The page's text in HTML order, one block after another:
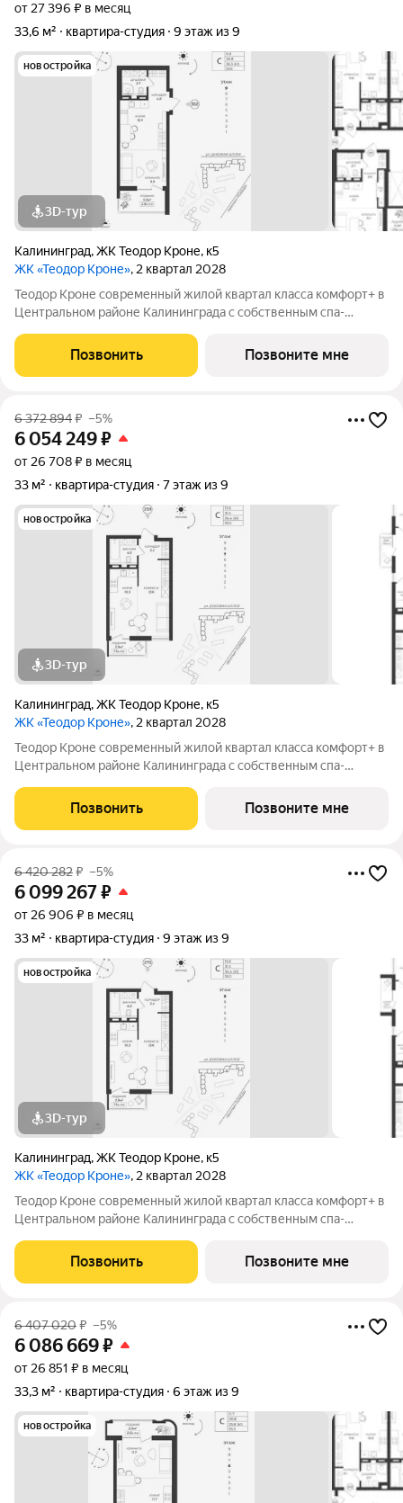
от 27 396 ₽ в месяц
33,6 м²
квартира-студия 9 этаж из 9
новостройка
3D-тур
Калининград,ЖК Теодор Кроне, к5
ЖК «Теодор Кроне», 2 квартал 2028
Теодор Кроне современный жилой квартал класса комфорт+ в
Центральном районе Калининграда с собственным спа-
тех, кто ценит качество, эстетику и полноценную жизнь рядом
со всем необходимым. 99%
Позвонить Позвоните мне
6 372 894₽ –5%
6 054 249₽
от 26 708 ₽ в месяц
33 м²
квартира-студия 7 этаж из 9
новостройка
3D-тур
Калининград,ЖК Теодор Кроне, к5
ЖК «Теодор Кроне», 2 квартал 2028
Теодор Кроне современный жилой квартал класса комфорт+ в
Центральном районе Калининграда с собственным спа-
тех, кто ценит качество, эстетику и полноценную жизнь рядом
со всем необходимым. 99%
Позвонить Позвоните мне
6 420 282₽ –5%
6 099 267₽
от 26 906 ₽ в месяц
33 м²
квартира-студия 9 этаж из 9
новостройка
3D-тур
Калининград,ЖК Теодор Кроне, к5
ЖК «Теодор Кроне», 2 квартал 2028
Теодор Кроне современный жилой квартал класса комфорт+ в
Центральном районе Калининграда с собственным спа-
тех, кто ценит качество, эстетику и полноценную жизнь рядом
со всем необходимым. 99%
Позвонить Позвоните мне
6 407 020₽ –5%
6 086 669₽
от 26 851 ₽ в месяц
33,3 м²
квартира-студия 6 этаж из 9
новостройка